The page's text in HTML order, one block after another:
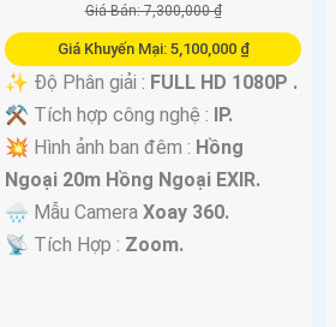
Giá Bán: 7,300,000 ₫
Giá Khuyến Mại: 5,100,000 ₫
✨ Độ Phân giải : FULL HD 1080P .
⚒ Tích hợp công nghệ : IP.
💥 Hình ảnh ban đêm : Hồng
Ngoại 20m Hồng Ngoại EXIR.
🌧️ Mẫu CameraXoay 360.
️📡 Tích Hợp : Zoom.